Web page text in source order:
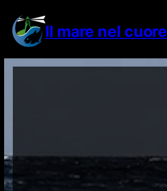
contenuto Il mare nel cuore